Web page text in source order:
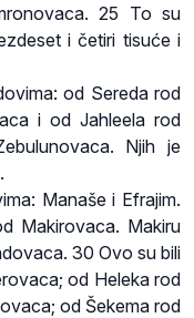
25 To su
i četiri tisuće i
od Sereda rod
i od Jahleela rod
Njih je
Manaše i Efrajim.
Makirovaca. Makiru
30 Ovo su bili
od Heleka rod
od Šekema rod